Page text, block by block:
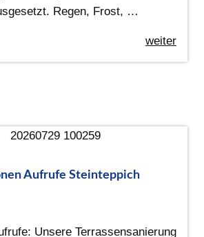
Regen, Frost, …
weiter
Aufrufe Steinteppich
Unsere Terrassensanierung